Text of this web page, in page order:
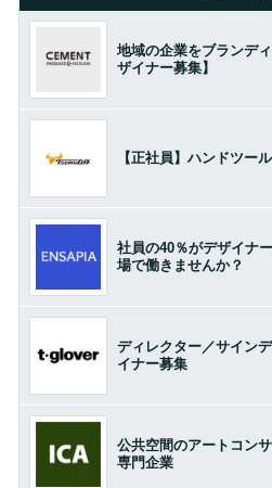
地域の企業をブランデ
ザイナー募集】
【正社員】ハンドツー
社員の40％がデザイナ
場で働きませんか？
ディレクター／サイン
イナー募集
公共空間のアートコン
専門企業